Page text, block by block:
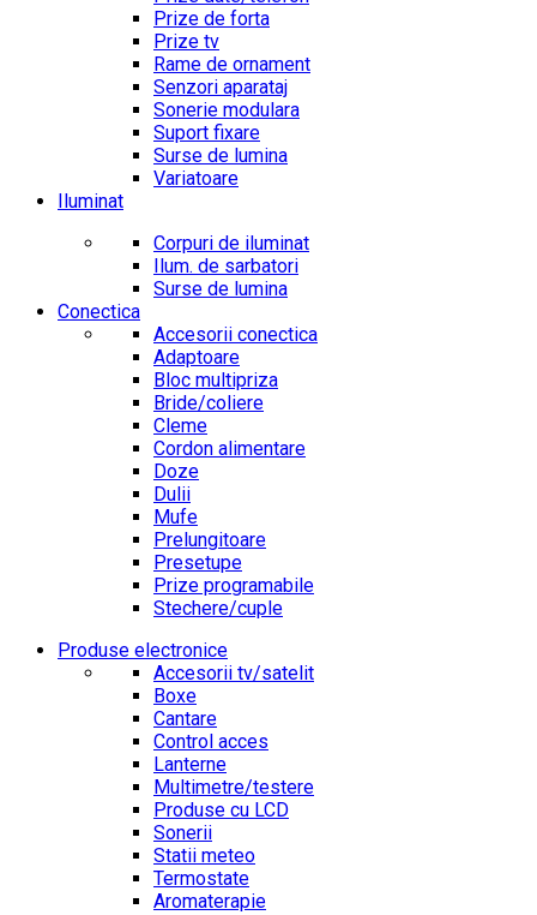
Prize de forta
Prize tv
Rame de ornament
Senzori aparataj
Sonerie modulara
Suport fixare
Surse de lumina
Variatoare
Iluminat
Corpuri de iluminat
Ilum. de sarbatori
Surse de lumina
Conectica
Accesorii conectica
Adaptoare
Bloc multipriza
Bride/coliere
Cleme
Cordon alimentare
Doze
Dulii
Mufe
Prelungitoare
Presetupe
Prize programabile
Stechere/cuple
Produse electronice
Accesorii tv/satelit
Boxe
Cantare
Control acces
Lanterne
Multimetre/testere
Produse cu LCD
Sonerii
Statii meteo
Termostate
Aromaterapie